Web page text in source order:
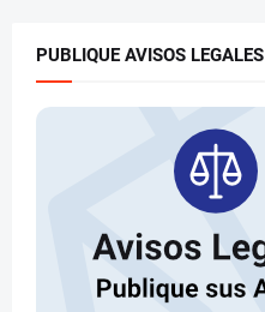
PUBLIQUE AVISOS LEGALES